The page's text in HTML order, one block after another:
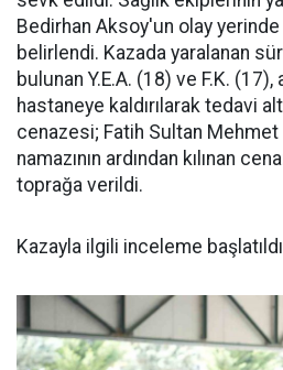
Bedirhan Aksoy'un olay yerinde
belirlendi. Kazada yaralanan
bulunan Y.E.A. (18) ve F.K.
hastaneye kaldırılarak tedavi
cenazesi; Fatih Sultan
namazının ardından kılınan
toprağa verildi.
Kazayla ilgili inceleme